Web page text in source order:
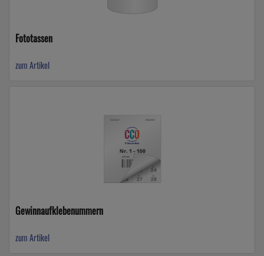
Fototassen
zum Artikel
Gewinnaufklebenummern
zum Artikel